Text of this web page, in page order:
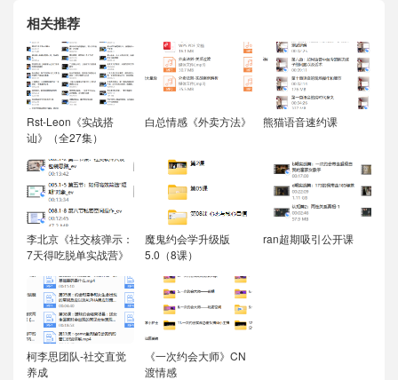
相关推荐
Rst-Leon《实战搭
讪》（全27集）
白总情感《外卖方法》 熊猫语音速约课
李北京《社交核弹示：
7天得吃脱单实战营》
魔鬼约会学升级版
5.0（8课）
ran超期吸引公开课
柯李思团队-社交直觉
养成
《一次约会大师》CN
渡情感